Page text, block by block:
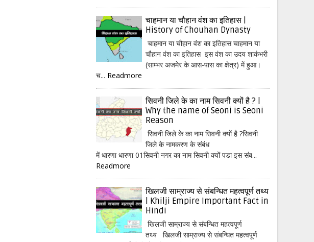
चाहमान या चौहान वंश का इतिहास |
History of Chouhan Dynasty
चाहमान या चौहान वंश का इतिहास चाहमान या
चौहान वंश का इतिहास इस वंश का उदय शाकंभरी
(साम्भर अजमेर के आस-पास का क्षेत्र) में हुआ।
च... Readmore
सिवनी जिले के का नाम सिवनी क्यों है ? |
Why the name of Seoni is Seoni
Reason
सिवनी जिले के का नाम सिवनी क्यों है ?सिवनी
जिले के नामकरण के संबंध
में धारणा धारणा 01सिवनी नगर का नाम सिवनी क्यों पडा इस संब...
Readmore
खिलजी साम्राज्य से संबन्धित महत्वपूर्ण तथ्य
| Khilji Empire Important Fact in
Hindi
खिलजी साम्राज्य से संबन्धित महत्वपूर्ण
तथ्य खिलजी साम्राज्य से संबन्धित महत्वपूर्ण